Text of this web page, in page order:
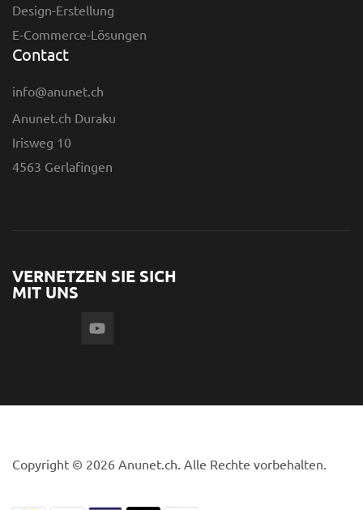
Design-Erstellung
E-Commerce-Lösungen
Contact
info@anunet.ch
Anunet.ch Duraku
Irisweg 10
4563 Gerlafingen
VERNETZEN SIE SICH
MIT UNS
Copyright © 2026 Anunet.ch. Alle Rechte vorbehalten.